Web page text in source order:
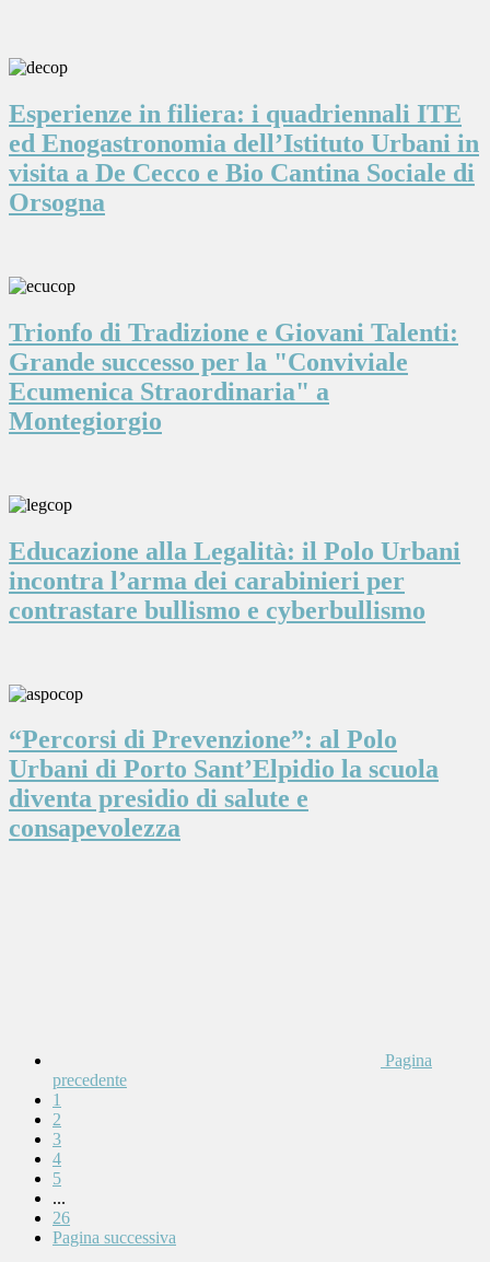
Esperienze in filiera: i quadriennali ITE
ed Enogastronomia dell’Istituto Urbani in
visita a De Cecco e Bio Cantina Sociale di
Orsogna
Trionfo di Tradizione e Giovani Talenti:
Grande successo per la "Conviviale
Ecumenica Straordinaria" a
Montegiorgio
Educazione alla Legalità: il Polo Urbani
incontra l’arma dei carabinieri per
contrastare bullismo e cyberbullismo
“Percorsi di Prevenzione”: al Polo
Urbani di Porto Sant’Elpidio la scuola
diventa presidio di salute e
consapevolezza
Pagina
precedente
1
2
3
4
5
...
26
Pagina successiva